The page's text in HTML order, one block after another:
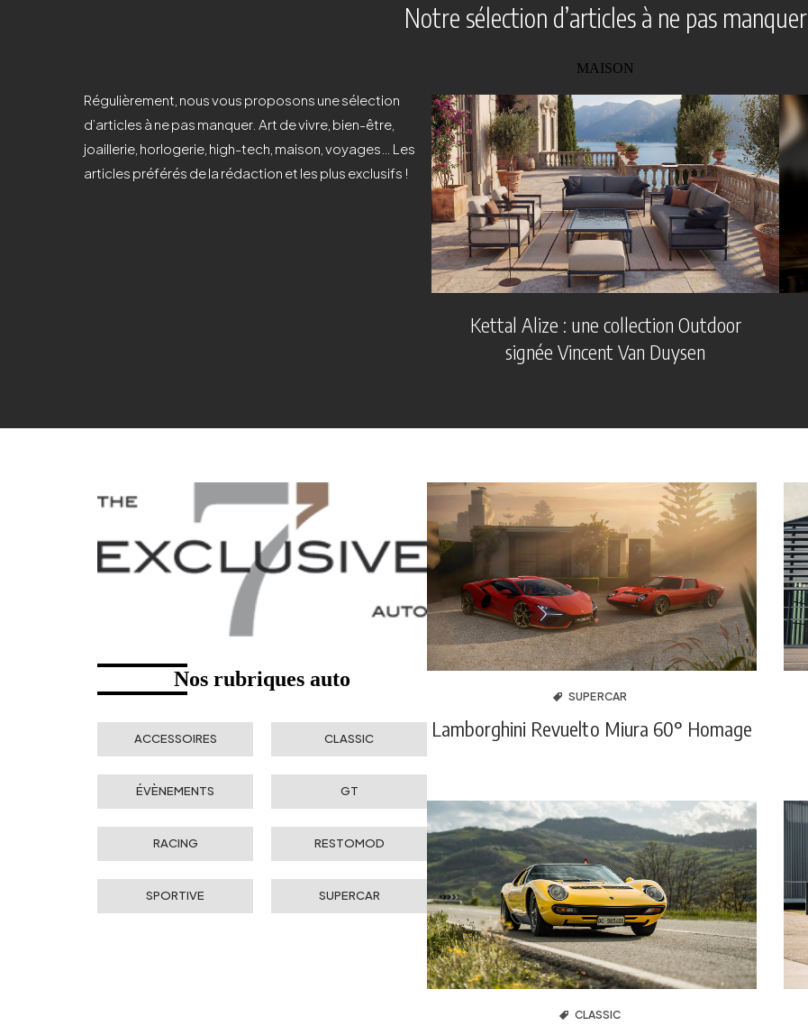
Notre sélection d’articles à ne pas manquer
Régulièrement, nous vous proposons une sélection
d’articles à ne pas manquer. Art de vivre, bien-être,
joaillerie, horlogerie, high-tech, maison, voyages… Les
articles préférés de la rédaction et les plus exclusifs !
MAISON
Kettal Alize : une collection Outdoor
signée Vincent Van Duysen
Nos rubriques auto
ACCESSOIRES CLASSIC
ÉVÈNEMENTS GT
RACING RESTOMOD
SPORTIVE SUPERCAR
SUPERCAR
Lamborghini Revuelto Miura 60° Homage
CLASSIC